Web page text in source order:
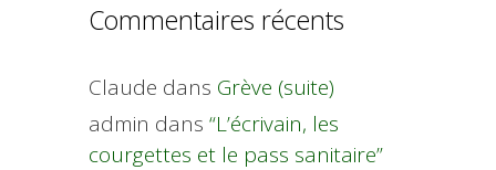
Commentaires récents
Claude dans Grève (suite)
admin dans “L’écrivain, les
courgettes et le pass sanitaire”